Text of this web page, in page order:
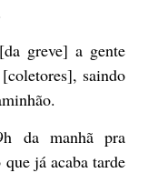
greve] a gente
saindo
da manhã pra
já acaba tarde